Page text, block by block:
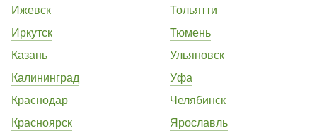
Ижевск
Иркутск
Казань
Калининград
Краснодар
Красноярск
Тольятти
Тюмень
Ульяновск
Уфа
Челябинск
Ярославль